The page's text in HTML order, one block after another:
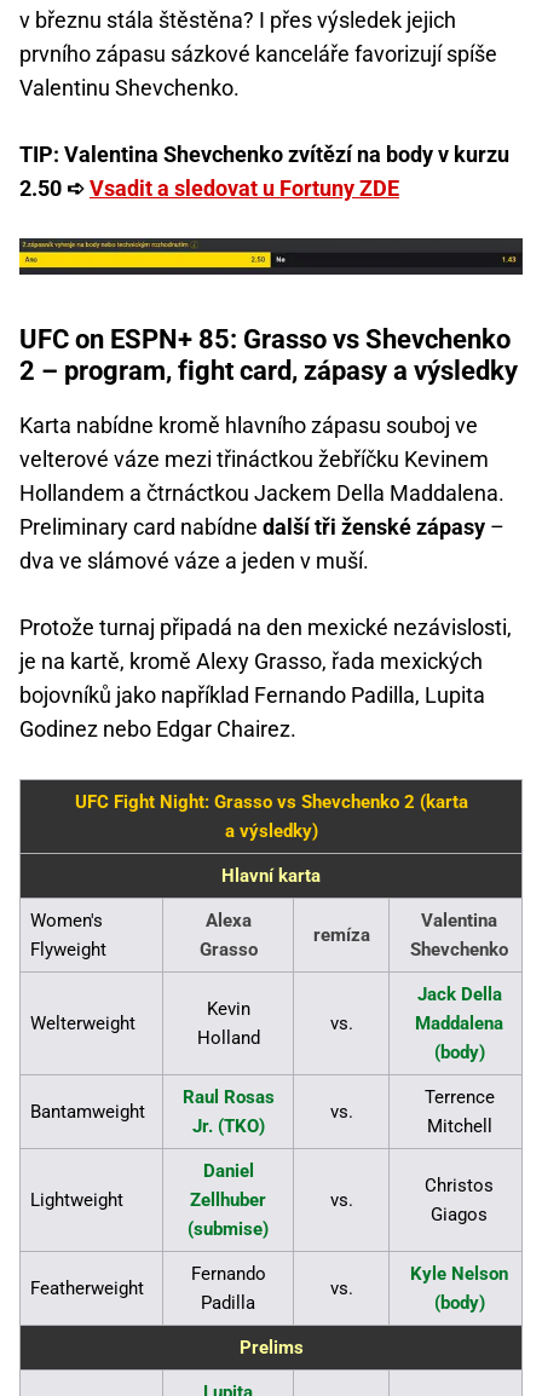
v březnu stála štěstěna? I přes výsledek jejich
prvního zápasu sázkové kanceláře favorizují spíše
Valentinu Shevchenko.
TIP: Valentina Shevchenko zvítězí na body v kurzu
2.50 ➪Vsadit a sledovat u Fortuny ZDE
UFC on ESPN+ 85: Grasso vs Shevchenko
2 – program, fight card, zápasy a výsledky
Karta nabídne kromě hlavního zápasu souboj ve
velterové váze mezi třináctkou žebříčku Kevinem
Hollandem a čtrnáctkou Jackem Della Maddalena.
Preliminary card nabídne další tři ženské zápasy –
dva ve slámové váze a jeden v muší.
Protože turnaj připadá na den mexické nezávislosti,
je na kartě, kromě Alexy Grasso, řada mexických
bojovníků jako například Fernando Padilla, Lupita
Godinez nebo Edgar Chairez.
UFC Fight Night: Grasso vs Shevchenko 2 (karta
a výsledky)
Hlavní karta
Women's
Flyweight
Alexa
Grasso
remíza
Valentina
Shevchenko
Welterweight
Kevin
Holland
vs.
Jack Della
Maddalena
(body)
Bantamweight
Raul Rosas
Jr. (TKO)
vs.
Terrence
Mitchell
Lightweight
Daniel
Zellhuber
(submise)
vs.
Christos
Giagos
Featherweight
Fernando
Padilla
vs.
Kyle Nelson
(body)
Prelims